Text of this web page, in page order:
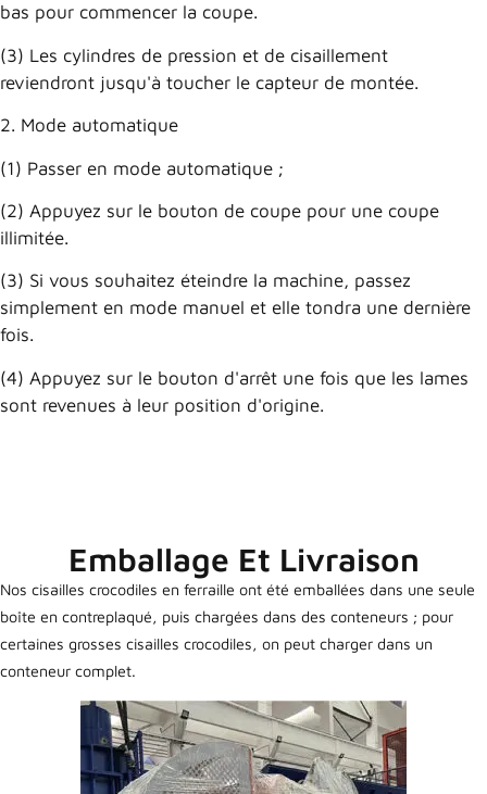
bas pour commencer la coupe.
(3) Les cylindres de pression et de cisaillement
reviendront jusqu'à toucher le capteur de montée.
2. Mode automatique
(1) Passer en mode automatique ;
(2) Appuyez sur le bouton de coupe pour une coupe
illimitée.
(3) Si vous souhaitez éteindre la machine, passez
simplement en mode manuel et elle tondra une dernière
fois.
(4) Appuyez sur le bouton d'arrêt une fois que les lames
sont revenues à leur position d'origine.
Emballage Et Livraison
Nos cisailles crocodiles en ferraille ont été emballées dans une seule
boîte en contreplaqué, puis chargées dans des conteneurs ; pour
certaines grosses cisailles crocodiles, on peut charger dans un
conteneur complet.